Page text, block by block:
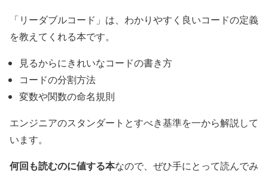
「リーダブルコード」は、わかりやすく良いコードの定義
を教えてくれる本です。
見るからにきれいなコードの書き方
コードの分割方法
変数や関数の命名規則
エンジニアのスタンダートとすべき基準を一から解説して
います。
何回も読むのに値する本なので、ぜひ手にとって読んでみ